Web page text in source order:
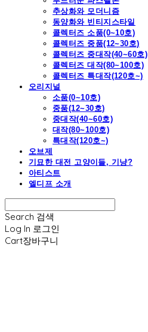
추상화와 모더니즘
동양화와 빈티지스타일
콜렉터즈 소품(0~10호)
콜렉터즈 중품(12~30호)
콜렉터즈 중대작(40~60호)
콜렉터즈 대작(80~100호)
콜렉터즈 특대작(120호~)
오리지널
소품(0~10호)
중품(12~30호)
중대작(40~60호)
대작(80~100호)
특대작(120호~)
오브제
기묘한 대전 고양이들, 기냥?
아티스트
엘디프 소개
Search 검색
Log In 로그인
Cart장바구니